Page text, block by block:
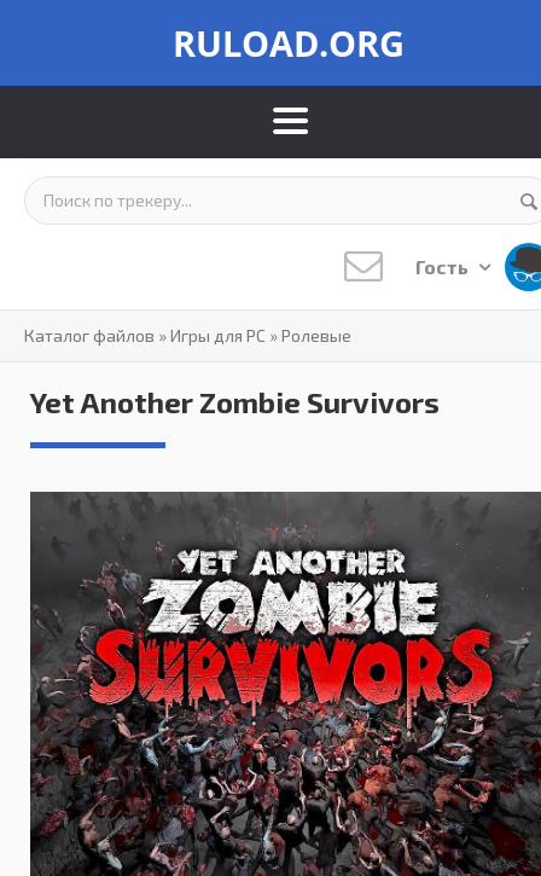
RULOAD.ORG
Гость
Каталог файлов »Игры для PC »Ролевые
Yet Another Zombie Survivors